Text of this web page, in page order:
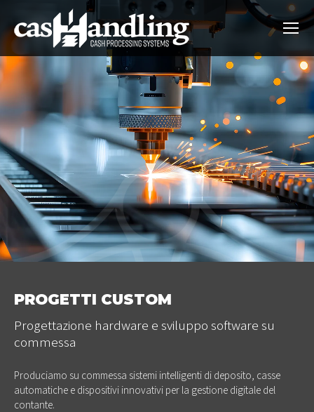
PROGETTI CUSTOM
Progettazione hardware e sviluppo software su
commessa
Produciamo su commessa sistemi intelligenti di deposito, casse
automatiche e dispositivi innovativi per la gestione digitale del
contante.